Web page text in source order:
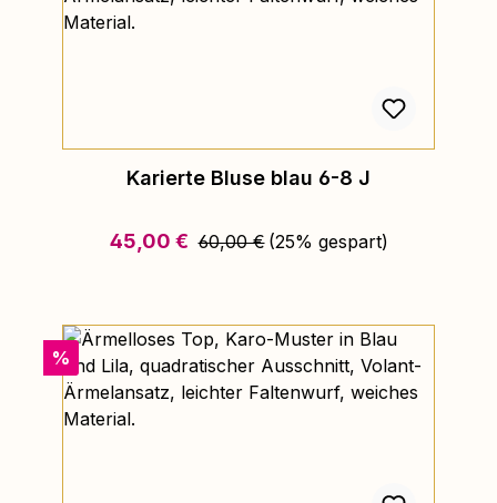
Karierte Bluse blau 6-8 J
Verkaufspreis:
45,00 € Regulärer Preis:
60,00 € (25% gespart)
Rabatt
%